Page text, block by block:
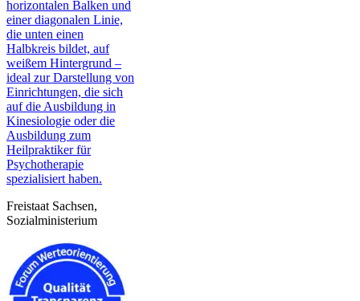
Freistaat Sachsen,
Sozialministerium